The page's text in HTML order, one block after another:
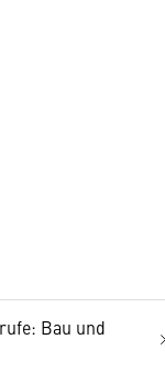
Bau und